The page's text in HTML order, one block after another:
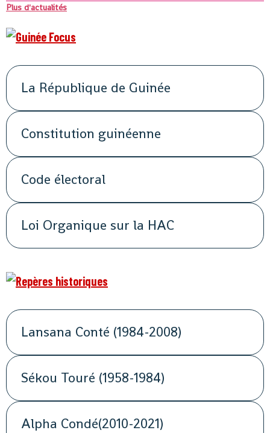
Plus d'actualités
La République de Guinée
Constitution guinéenne
Code électoral
Loi Organique sur la HAC
Lansana Conté (1984-2008)
Sékou Touré (1958-1984)
Alpha Condé(2010-2021)